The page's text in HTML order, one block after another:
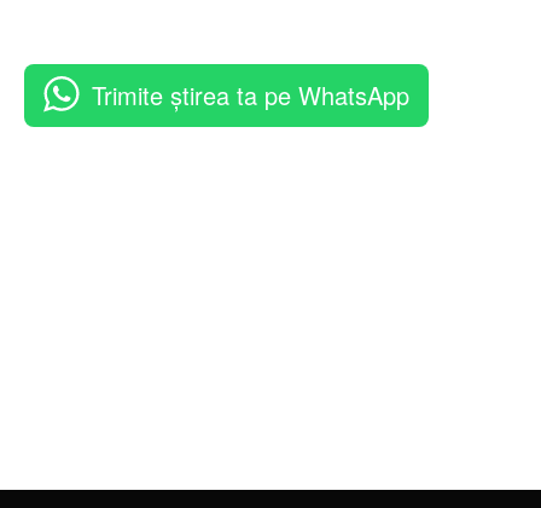
Trimite știrea ta pe WhatsApp